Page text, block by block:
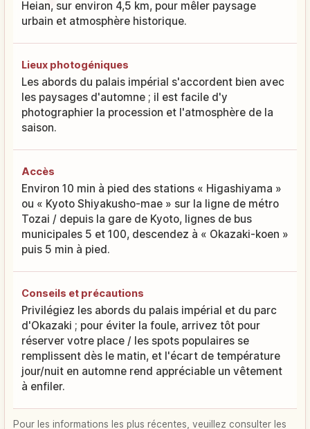
Heian, sur environ 4,5 km, pour mêler paysage
urbain et atmosphère historique.
Lieux photogéniques
Les abords du palais impérial s'accordent bien avec
les paysages d'automne ; il est facile d'y
photographier la procession et l'atmosphère de la
saison.
Accès
Environ 10 min à pied des stations « Higashiyama »
ou « Kyoto Shiyakusho-mae » sur la ligne de métro
Tozai / depuis la gare de Kyoto, lignes de bus
municipales 5 et 100, descendez à « Okazaki-koen »
puis 5 min à pied.
Conseils et précautions
Privilégiez les abords du palais impérial et du parc
d'Okazaki ; pour éviter la foule, arrivez tôt pour
réserver votre place / les spots populaires se
remplissent dès le matin, et l'écart de température
jour/nuit en automne rend appréciable un vêtement
à enfiler.
Pour les informations les plus récentes, veuillez consulter les